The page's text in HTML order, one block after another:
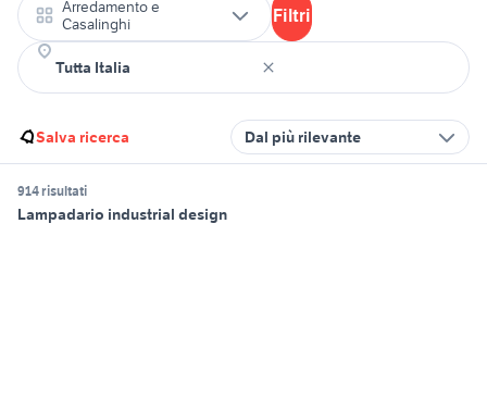
Arredamento e
Casalinghi
Filtri
Salva ricerca Dal più rilevante
914 risultati
Lampadario industrial design